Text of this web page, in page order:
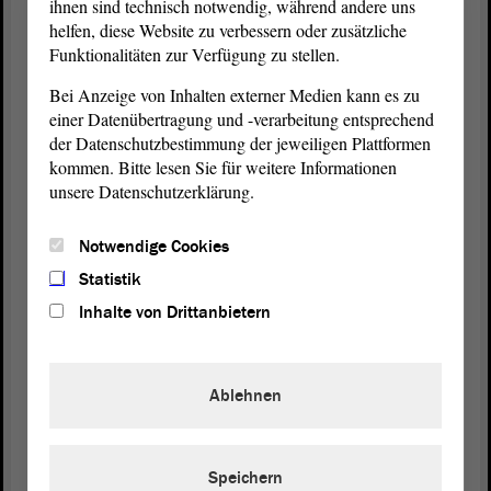
Zuständigkeit der Stelle übertragen, die auch für die
Bewilligung der Leistung zuständig ist, an die der
Anspruch angeknüpft ist. Wohngeldempfänger
erhalten ihren Heizkostenzuschuss also bspw. von
der Wohngeldstelle.
Zur Begleichung des Verwaltungsaufwandes
werden Fallpauschalen angesetzt, die bereits für den
Spitzenverbänden abgestimmt wurden. Dabei
wurde eingerechnet, dass es neben den
Standardfällen einige ungewöhnliche
vom Gebiet eines Aufgabenträgers in ein anderes.
ihnen sind technisch notwendig, während andere uns
helfen, diese Website zu verbessern oder zusätzliche
Funktionalitäten zur Verfügung zu stellen.
Bei Anzeige von Inhalten externer Medien kann es zu
einer Datenübertragung und -verarbeitung entsprechend
der Datenschutzbestimmung der jeweiligen Plattformen
kommen. Bitte lesen Sie für weitere Informationen
unsere Datenschutzerklärung.
Notwendige Cookies
Statistik
Inhalte von Drittanbietern
Ablehnen
Speichern